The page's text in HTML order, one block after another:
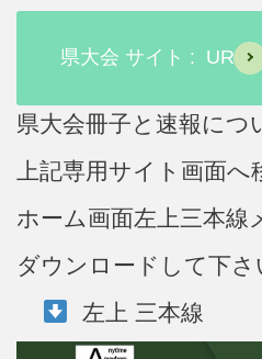
県大会 サイト : URL
県大会冊子と速報につ
上記専用サイト画面へ
ホーム画面左上三本線
ダウンロードして下さ
左上 三本線